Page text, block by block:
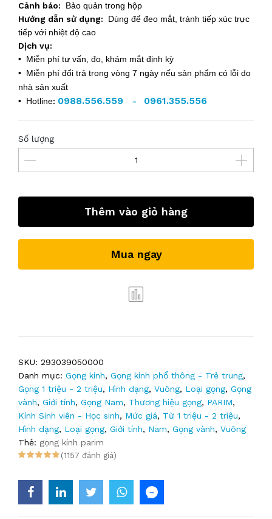
Cảnh báo: Bảo quản trong hộp
Hướng dẫn sử dụng: Dùng để đeo mắt, tránh tiếp xúc trực
tiếp với nhiệt độ cao
Dịch vụ:
• Miễn phí tư vấn, đo, khám mắt định kỳ
• Miễn phí đổi trả trong vòng 7 ngày nếu sản phẩm có lỗi do
nhà sản xuất
• Hotline: 0988.556.559 - 0961.355.556
Số lượng
Thêm vào giỏ hàng
Mua ngay
SKU: 293039050000
Danh mục: Gọng kính, Gọng kính phổ thông - Trẻ trung,
Gọng 1 triệu - 2 triệu, Hình dạng, Vuông, Loại gọng, Gọng
vành, Giới tính, Gọng Nam, Thương hiệu gọng, PARIM,
Kính Sinh viên - Học sinh, Mức giá, Từ 1 triệu - 2 triệu,
Hình dạng, Loại gọng, Giới tính, Nam, Gọng vành, Vuông
Thẻ: gọng kính parim
(1157 đánh giá)